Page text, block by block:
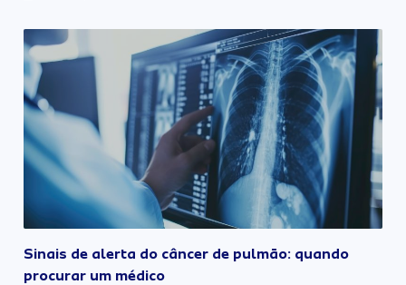
Sinais de alerta do câncer de pulmão: quando
procurar um médico